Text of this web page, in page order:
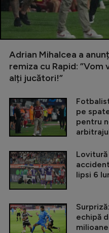
Adrian Mihalcea a
remiza cu Rapid:
alți jucători!”
pe
pentru
lipsi 6
echipă